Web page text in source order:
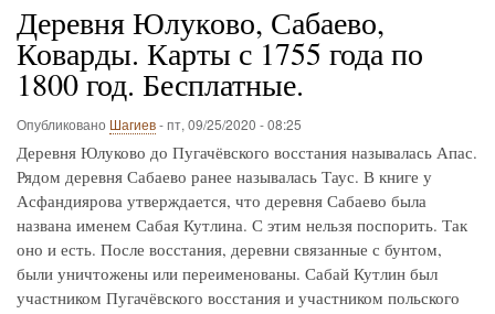
Деревня Юлуково, Сабаево,
Коварды. Карты с 1755 года по
1800 год. Бесплатные.
Опубликовано Шагиев-пт, 09/25/2020 - 08:25
Деревня Юлуково до Пугачёвского восстания называлась Апас.
Рядом деревня Сабаево ранее называлась Таус. В книге у
Асфандиярова утверждается, что деревня Сабаево была
названа именем Сабая Кутлина. С этим нельзя поспорить. Так
оно и есть. После восстания, деревни связанные с бунтом,
были уничтожены или переименованы. Сабай Кутлин был
участником Пугачёвского восстания и участником польского